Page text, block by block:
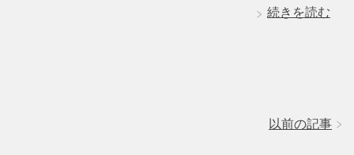
続きを読む
以前の記事